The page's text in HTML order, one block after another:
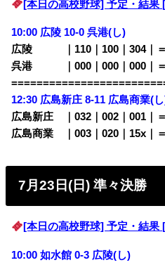
[本日の高校野球] 予定・結果
10:00 広陵 10-0 呉港(し)
広陵 ｜110｜100｜304｜
呉港 ｜000｜000｜000｜
12:30 広島新庄 8-11 広島商業(
広島新庄 ｜032｜002｜001｜
広島商業 ｜003｜020｜15x｜
7月23日(日) 準々決勝
[本日の高校野球] 予定・結果
10:00如水館 0-3 広陵(し)